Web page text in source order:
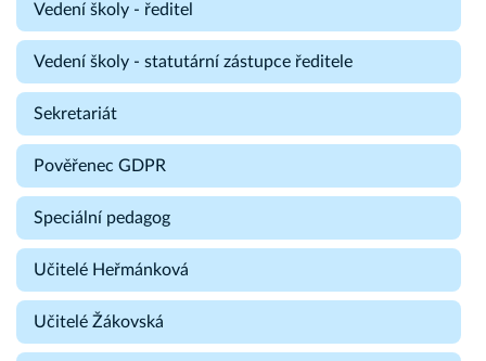
Vedení školy - ředitel
Vedení školy - statutární zástupce ředitele
Sekretariát
Pověřenec GDPR
Speciální pedagog
Učitelé Heřmánková
Učitelé Žákovská